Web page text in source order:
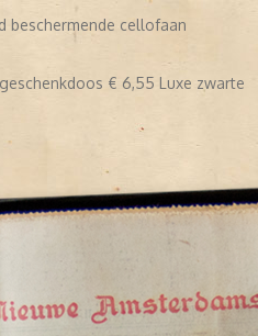
beschermende cellofaan
€ 6,55 Luxe zwarte